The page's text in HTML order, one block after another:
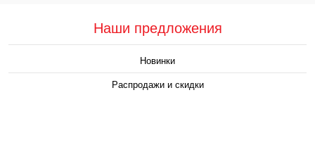
Наши предложения
Новинки
Распродажи и скидки